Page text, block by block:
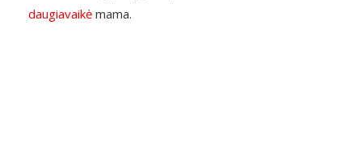
daugiavaikė mama.